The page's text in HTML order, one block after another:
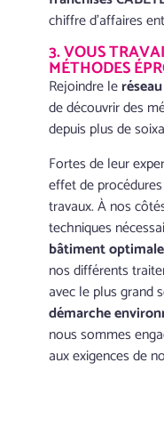
chiffre d’affaires
3. VOUS
MÉTHODES
Rejoindre le
de découvrir des
depuis plus de
Fortes de leur
effet de
travaux. À nos
techniques
bâtiment optimale
nos différents
avec le plus grand
démarche
nous sommes
aux exigences de